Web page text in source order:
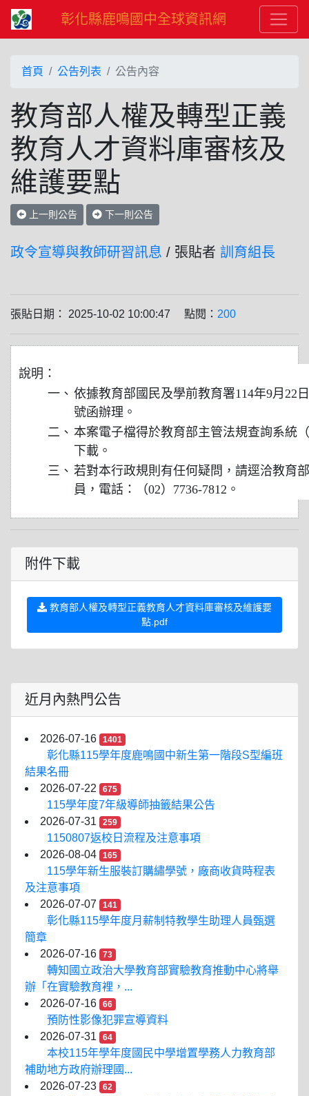
彰化縣鹿鳴國中全球資訊網
首頁 公告列表 公告內容
教育部人權及轉型正義
教育人才資料庫審核及
維護要點
上一則公告 下一則公告
政令宣導與教師研習訊息 / 張貼者 訓育組長
張貼日期： 2025-10-02 10:00:47 點閱： 200
說明：
一、 依據教育部國民及學前教育署114年9月22
號函辦理。
二、 本案電子檔得於教育部主管法規查詢系統（
下載。
三、 若對本行政規則有任何疑問，請逕洽教育
員，電話：（02）7736-7812。
附件下載
教育部人權及轉型正義教育人才資料庫審核及維護要
點.pdf
近月內熱門公告
2026-07-16 1401
彰化縣115學年度鹿鳴國中新生第一階段S型編班
結果名冊
2026-07-22
675
115學年度7年級導師抽籤結果公告
2026-07-31
259
1150807返校日流程及注意事項
2026-08-04
165
115學年新生服裝訂購繡學號，廠商收貨時程表
及注意事項
2026-07-07
141
彰化縣115學年度月薪制特教學生助理人員甄選
簡章
2026-07-16
73
轉知國立政治大學教育部實驗教育推動中心將舉
辦「在實驗教育裡，...
2026-07-16
66
預防性影像犯罪宣導資料
2026-07-31
64
本校115年學年度國民中學增置學務人力教育部
補助地方政府辦理國...
2026-07-23
62